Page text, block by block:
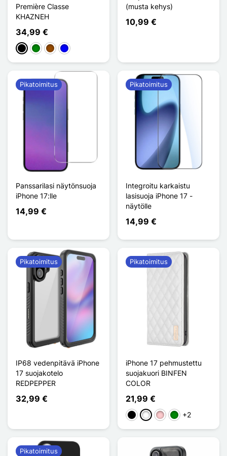
Première Classe
KHAZNEH
34,99 €
MustaVihreäRuskeaSininen
(musta kehys)
10,99 €
Panssarilasi näytönsuoja
iPhone 17:lle
14,99 €
Pikatoimitus
Integroitu karkaistu
lasisuoja iPhone 17 -
näytölle
14,99 €
Pikatoimitus
IP68 vedenpitävä iPhone
17 suojakotelo
REDPEPPER
32,99 €
Pikatoimitus
iPhone 17 pehmustettu
suojakuori BINFEN
COLOR
21,99 €
MustaValkoinen
PinkkiVihreä
+2
Pikatoimitus
Pikatoimitus